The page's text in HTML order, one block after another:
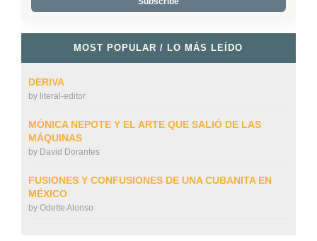
MOST POPULAR / LO MÁS LEÍDO
DERIVA
by literal-editor
MÓNICA NEPOTE Y EL ARTE QUE SALIÓ DE LAS
MÁQUINAS
by David Dorantes
FUSIONES Y CONFUSIONES DE UNA CUBANITA EN
MÉXICO
by Odette Alonso